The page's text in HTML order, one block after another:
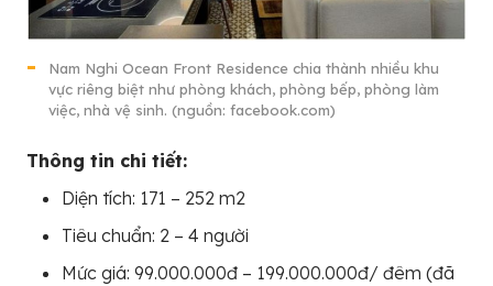
Nam Nghi Ocean Front Residence chia thành nhiều khu
vực riêng biệt như phòng khách, phòng bếp, phòng làm
việc, nhà vệ sinh. (nguồn: facebook.com)
Thông tin chi tiết:
Diện tích: 171 – 252 m2
Tiêu chuẩn: 2 – 4 người
Mức giá: 99.000.000đ – 199.000.000đ/ đêm (đã